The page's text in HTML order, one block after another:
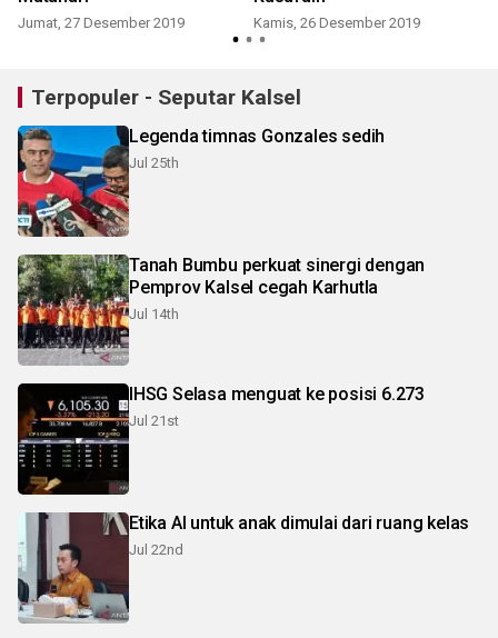
Jumat, 27 Desember 2019 Kamis, 26 Desember 2019
Terpopuler - Seputar Kalsel
Legenda timnas Gonzales sedih
Jul 25th
Tanah Bumbu perkuat sinergi dengan
Pemprov Kalsel cegah Karhutla
Jul 14th
IHSG Selasa menguat ke posisi 6.273
Jul 21st
Etika AI untuk anak dimulai dari ruang kelas
Jul 22nd